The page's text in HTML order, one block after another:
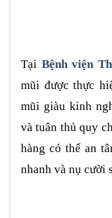
Tại Bệnh viện
mũi được thực
mũi giàu kinh
và tuân thủ quy
hàng có thể an
nhanh và nụ cười